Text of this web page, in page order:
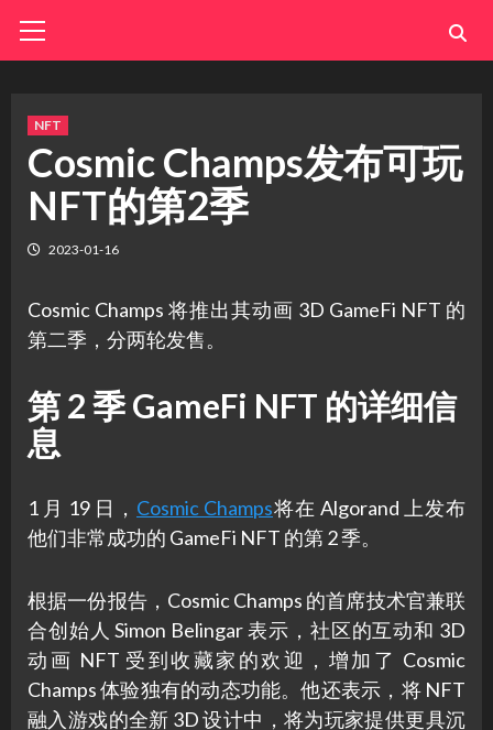
Menu
NFT
Cosmic Champs发布可玩
NFT的第2季
2023-01-16
Cosmic Champs 将推出其动画 3D GameFi NFT 的
第二季，分两轮发售。
第 2 季 GameFi NFT 的详细信
息
1 月 19 日， Cosmic Champs将在 Algorand 上发布
他们非常成功的 GameFi NFT 的第 2 季。
根据一份报告，Cosmic Champs 的首席技术官兼联
合创始人 Simon Belingar 表示，社区的互动和 3D
动画 NFT 受到收藏家的欢迎，增加了 Cosmic
Champs 体验独有的动态功能。他还表示，将 NFT
融入游戏的全新 3D 设计中，将为玩家提供更具沉